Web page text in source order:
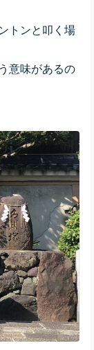
トンと叩く場
意味があるの